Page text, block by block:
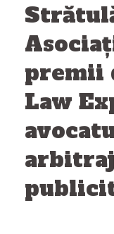
premii
Law